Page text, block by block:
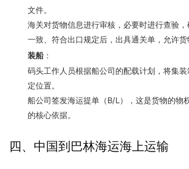
文件。
海关对货物信息进行审核，必要时进行查验
一致、符合出口规定后，出具通关单，允许货
装船 ：
码头工作人员根据船公司的配载计划，将集
定位置。
船公司签发海运提单（B/L），这是货物的物
的核心依据。
四、中国到巴林海运海上运输